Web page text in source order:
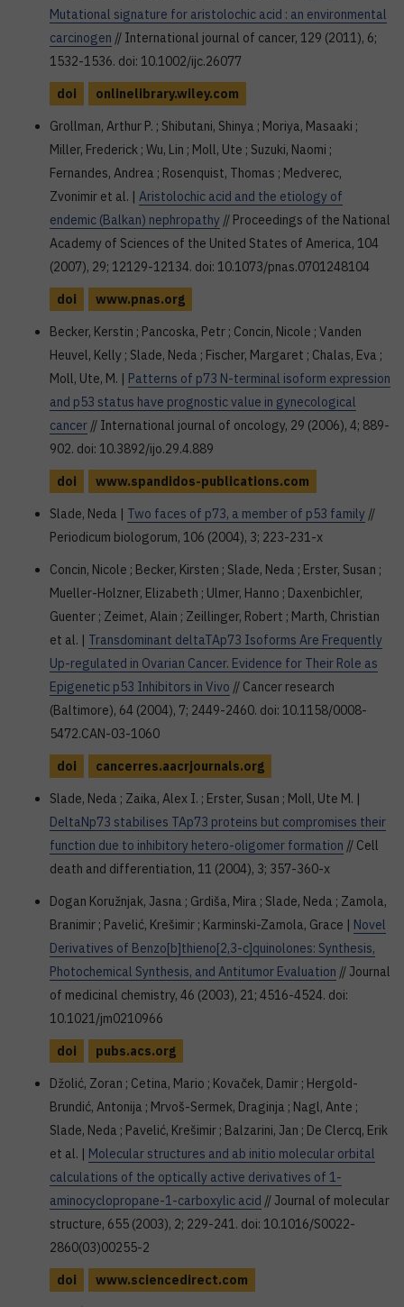
Mutational signature for aristolochic acid : an environmental
carcinogen // International journal of cancer, 129 (2011), 6;
1532-1536. doi: 10.1002/ijc.26077
doi
onlinelibrary.wiley.com
Grollman, Arthur P. ; Shibutani, Shinya ; Moriya, Masaaki ;
Miller, Frederick ; Wu, Lin ; Moll, Ute ; Suzuki, Naomi ;
Fernandes, Andrea ; Rosenquist, Thomas ; Medverec,
Zvonimir et al. | Aristolochic acid and the etiology of
endemic (Balkan) nephropathy // Proceedings of the National
Academy of Sciences of the United States of America, 104
(2007), 29; 12129-12134. doi: 10.1073/pnas.0701248104
doi
www.pnas.org
Becker, Kerstin ; Pancoska, Petr ; Concin, Nicole ; Vanden
Heuvel, Kelly ; Slade, Neda ; Fischer, Margaret ; Chalas, Eva ;
Moll, Ute, M. | Patterns of p73 N-terminal isoform expression
and p53 status have prognostic value in gynecological
cancer // International journal of oncology, 29 (2006), 4; 889-
902. doi: 10.3892/ijo.29.4.889
doi
www.spandidos-publications.com
Slade, Neda | Two faces of p73, a member of p53 family //
Periodicum biologorum, 106 (2004), 3; 223-231-x
Concin, Nicole ; Becker, Kirsten ; Slade, Neda ; Erster, Susan ;
Mueller-Holzner, Elizabeth ; Ulmer, Hanno ; Daxenbichler,
Guenter ; Zeimet, Alain ; Zeillinger, Robert ; Marth, Christian
et al. | Transdominant deltaTAp73 Isoforms Are Frequently
Up-regulated in Ovarian Cancer. Evidence for Their Role as
Epigenetic p53 Inhibitors in Vivo // Cancer research
(Baltimore), 64 (2004), 7; 2449-2460. doi: 10.1158/0008-
5472.CAN-03-1060
doi
cancerres.aacrjournals.org
Slade, Neda ; Zaika, Alex I. ; Erster, Susan ; Moll, Ute M. |
DeltaNp73 stabilises TAp73 proteins but compromises their
function due to inhibitory hetero-oligomer formation // Cell
death and differentiation, 11 (2004), 3; 357-360-x
Dogan Koružnjak, Jasna ; Grdiša, Mira ; Slade, Neda ; Zamola,
Branimir ; Pavelić, Krešimir ; Karminski-Zamola, Grace | Novel
Derivatives of Benzo[b]thieno[2,3-c]quinolones: Synthesis,
Photochemical Synthesis, and Antitumor Evaluation // Journal
of medicinal chemistry, 46 (2003), 21; 4516-4524. doi:
10.1021/jm0210966
doi
pubs.acs.org
Džolić, Zoran ; Cetina, Mario ; Kovaček, Damir ; Hergold-
Brundić, Antonija ; Mrvoš-Sermek, Draginja ; Nagl, Ante ;
Slade, Neda ; Pavelić, Krešimir ; Balzarini, Jan ; De Clercq, Erik
et al. | Molecular structures and ab initio molecular orbital
calculations of the optically active derivatives of 1-
aminocyclopropane-1-carboxylic acid // Journal of molecular
structure, 655 (2003), 2; 229-241. doi: 10.1016/S0022-
2860(03)00255-2
doi
www.sciencedirect.com